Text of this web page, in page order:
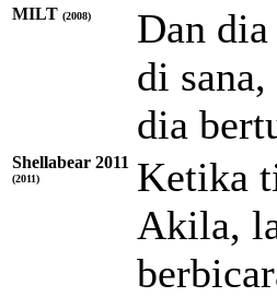
MILT (2008)
Dan
di
dia
Shellabear 2011
(2011)
Ketika
Akila,